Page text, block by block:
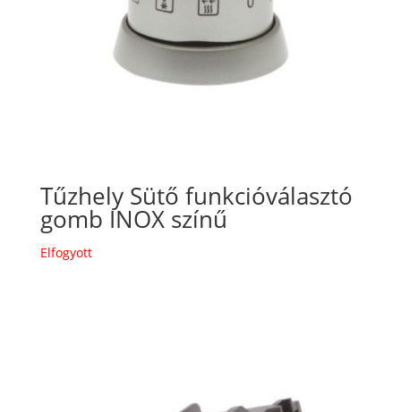
Tűzhely Sütő funkcióválasztó
gomb INOX színű
Elfogyott